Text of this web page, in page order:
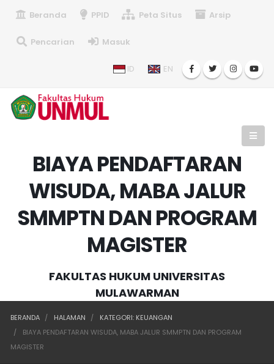
Beranda PPID Peta Situs Arsip
Pencarian Masuk
ID EN
BIAYA PENDAFTARAN
WISUDA, MABA JALUR
SMMPTN DAN PROGRAM
MAGISTER
FAKULTAS HUKUM UNIVERSITAS
MULAWARMAN
BERANDA HALAMAN
KATEGORI: KEUANGAN
BIAYA PENDAFTARAN WISUDA, MABA JALUR SMMPTN DAN PROGRAM
MAGISTER